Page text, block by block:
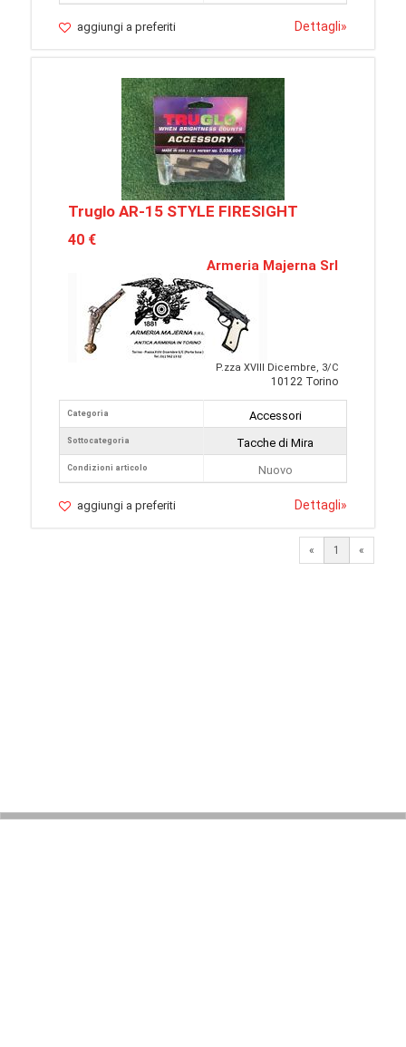
aggiungi a preferiti Dettagli»
Truglo AR-15 STYLE FIRESIGHT
40 €
Armeria Majerna Srl
P.zza XVIII Dicembre, 3/C
10122 Torino
Categoria
Sottocategoria
Condizioni articolo
Accessori
Tacche di Mira
Nuovo
aggiungi a preferiti Dettagli»
« 1 «